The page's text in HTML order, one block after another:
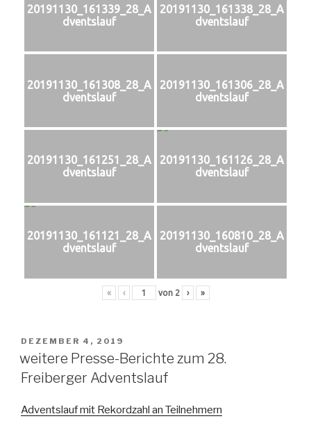
20191130_161339_28_A
dventslauf
20191130_161338_28_A
dventslauf
20191130_161308_28_A
dventslauf
20191130_161306_28_A
dventslauf
20191130_161251_28_A
dventslauf
20191130_161126_28_A
dventslauf
20191130_161121_28_A
dventslauf
20191130_160810_28_A
dventslauf
« ‹ von 2 › »
VERÖFFENTLICHT
DEZEMBER 4, 2019
weitere Presse-Berichte zum 28.
Freiberger Adventslauf
Adventslauf mit Rekordzahl an Teilnehmern